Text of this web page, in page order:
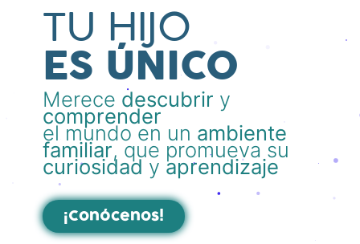
TU HIJO
ES ÚNICO
Merece descubrir y
comprender
el mundo en un ambiente
familiar, que promueva su
curiosidad y aprendizaje
¡Conócenos!